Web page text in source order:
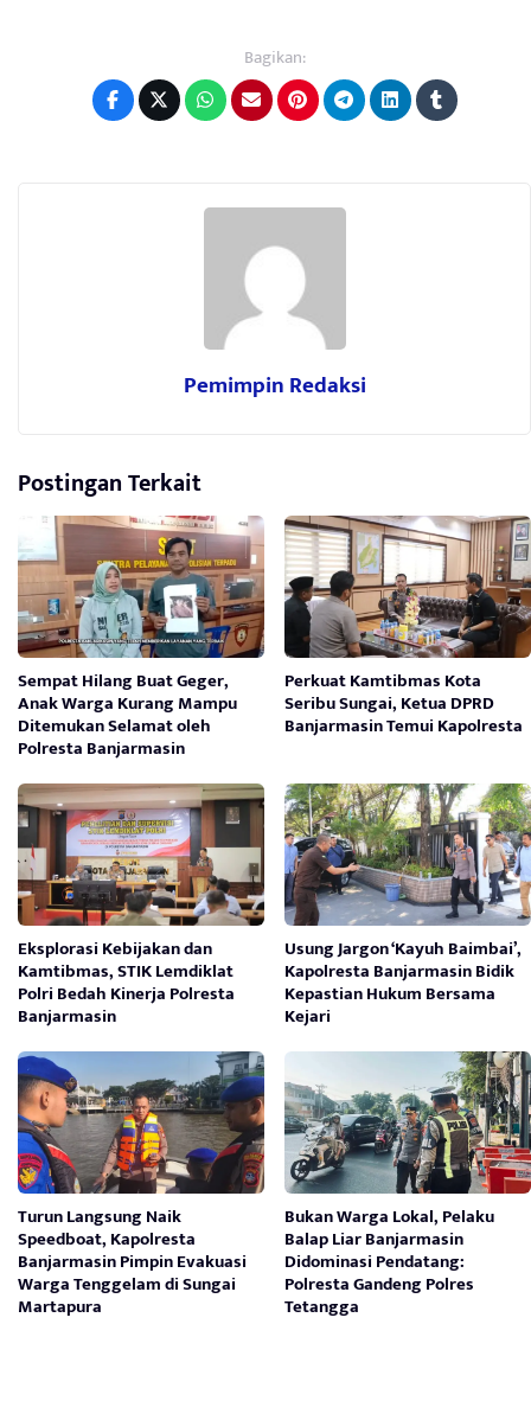
Bagikan:
Pemimpin Redaksi
Postingan Terkait
Sempat Hilang Buat Geger,
Anak Warga Kurang Mampu
Ditemukan Selamat oleh
Polresta Banjarmasin
Perkuat Kamtibmas Kota
Seribu Sungai, Ketua DPRD
Banjarmasin Temui Kapolresta
Eksplorasi Kebijakan dan
Kamtibmas, STIK Lemdiklat
Polri Bedah Kinerja Polresta
Banjarmasin
Usung Jargon ‘Kayuh Baimbai’,
Kapolresta Banjarmasin Bidik
Kepastian Hukum Bersama
Kejari
Turun Langsung Naik
Speedboat, Kapolresta
Banjarmasin Pimpin Evakuasi
Warga Tenggelam di Sungai
Martapura
Bukan Warga Lokal, Pelaku
Balap Liar Banjarmasin
Didominasi Pendatang:
Polresta Gandeng Polres
Tetangga